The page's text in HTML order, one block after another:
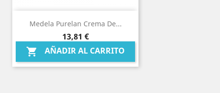
Medela Purelan Crema De...
Precio
13,81 €
 AÑADIR AL CARRITO